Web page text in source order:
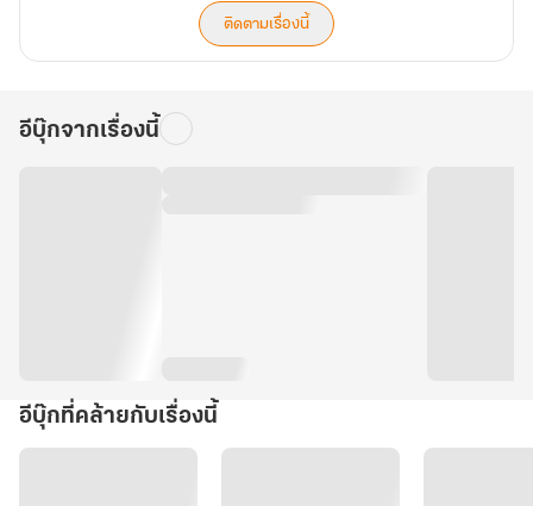
...ในเมื่อกลับก็กลับไม่ได้แล้ว
เช่นนั้นก็ต้องหาทางทำให้ฮั่วอู๋จิ้วเห็นความจริงใจของเขา
ติดตามเรื่องนี้
อีบุ๊กจากเรื่องนี้
อีบุ๊กที่คล้ายกับเรื่องนี้